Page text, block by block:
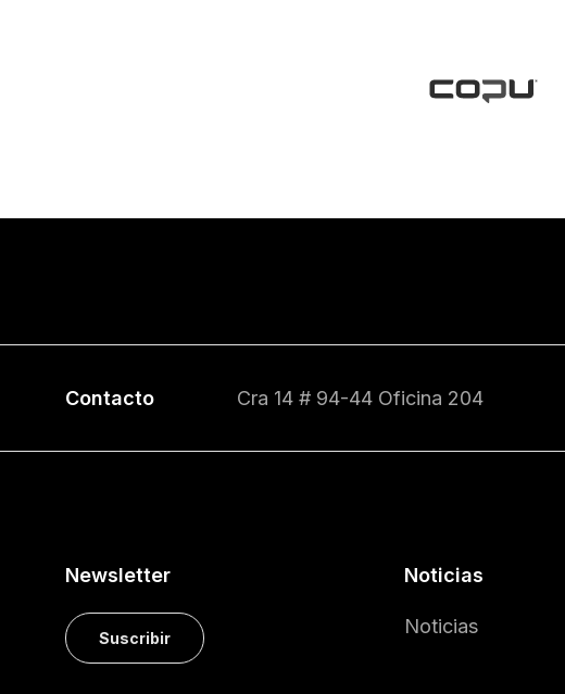
Contacto Cra 14 # 94-44 Oficina 204
Newsletter
Suscribir
Noticias
Noticias